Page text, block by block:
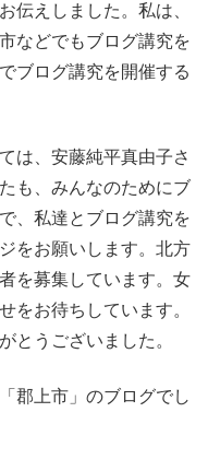
伝えしました。私は、
などでもブログ講究を
ブログ講究を開催する
は、安藤純平真由子さ
も、みんなのためにブ
、私達とブログ講究を
をお願いします。北方
を募集しています。女
をお待ちしています。
とうございました。
郡上市」のブログでし